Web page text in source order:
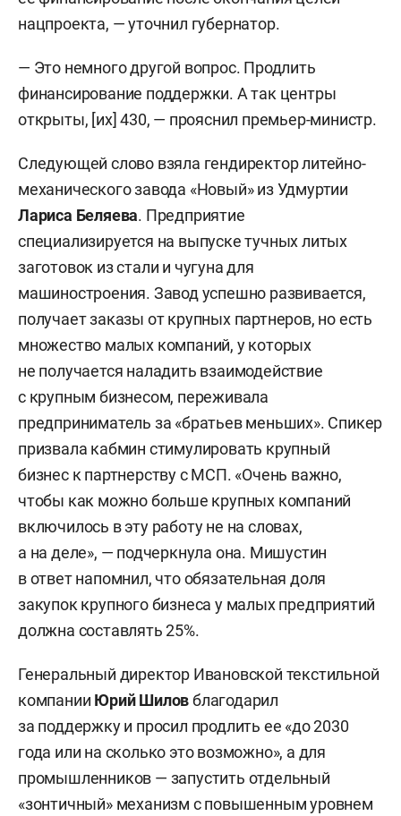
нацпроекта, — уточнил губернатор.
— Это немного другой вопрос. Продлить
финансирование поддержки. А так центры
открыты, [их] 430, — прояснил премьер-министр.
Следующей слово взяла гендиректор литейно-
механического завода «Новый» из Удмуртии
Лариса Беляева. Предприятие
специализируется на выпуске тучных литых
заготовок из стали и чугуна для
машиностроения. Завод успешно развивается,
получает заказы от крупных партнеров, но есть
множество малых компаний, у которых
не получается наладить взаимодействие
с крупным бизнесом, переживала
предприниматель за «братьев меньших». Спикер
призвала кабмин стимулировать крупный
бизнес к партнерству с МСП. «Очень важно,
чтобы как можно больше крупных компаний
включилось в эту работу не на словах,
а на деле», — подчеркнула она. Мишустин
в ответ напомнил, что обязательная доля
закупок крупного бизнеса у малых предприятий
должна составлять 25%.
Генеральный директор Ивановской текстильной
компании Юрий Шиловблагодарил
за поддержку и просил продлить ее «до 2030
года или на сколько это возможно», а для
промышленников — запустить отдельный
«зонтичный» механизм с повышенным уровнем